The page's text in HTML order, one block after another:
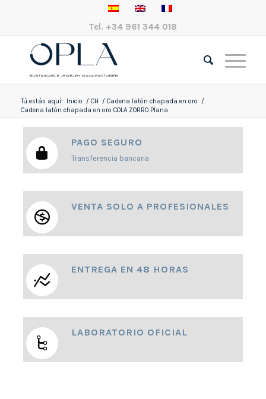
Tel. +34 961 344 018
Tú estás aquí: Inicio / CH / Cadena latón chapada en oro
/
Cadena latón chapada en oro COLA ZORRO Plana
PAGO SEGURO
Transferencia bancaria
VENTA SOLO A PROFESIONALES
ENTREGA EN 48 HORAS
LABORATORIO OFICIAL